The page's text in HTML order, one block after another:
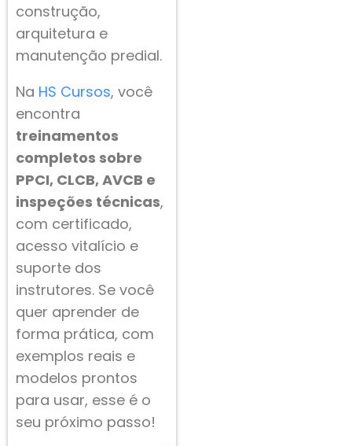
construção,
arquitetura e
manutenção predial.
Na HS Cursos, você
encontra
treinamentos
completos sobre
PPCI, CLCB, AVCB e
inspeções técnicas,
com certificado,
acesso vitalício e
suporte dos
instrutores. Se você
quer aprender de
forma prática, com
exemplos reais e
modelos prontos
para usar, esse é o
seu próximo passo!